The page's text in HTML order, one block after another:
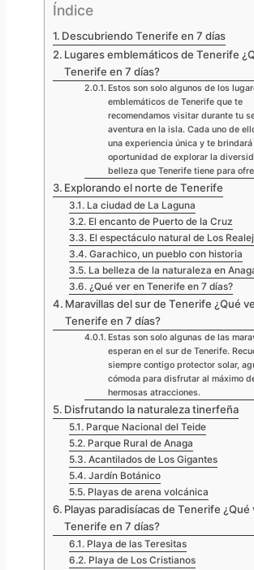
Índice
Descubriendo Tenerife en 7 días
Lugares emblemáticos de Tenerife
Tenerife en 7 días?
Estos son solo algunos de los
emblemáticos de Tenerife que te
recomendamos visitar durante tu
aventura en la isla. Cada uno de
una experiencia única y te brindará
oportunidad de explorar la
belleza que Tenerife tiene para
Explorando el norte de Tenerife
La ciudad de La Laguna
El encanto de Puerto de la Cruz
El espectáculo natural de Los
Garachico, un pueblo con historia
La belleza de la naturaleza en
¿Qué ver en Tenerife en 7 días?
Maravillas del sur de Tenerife ¿Qué
Tenerife en 7 días?
Estas son solo algunas de las
esperan en el sur de Tenerife.
siempre contigo protector solar,
cómoda para disfrutar al máximo
hermosas atracciones.
Disfrutando la naturaleza tinerfeña
Parque Nacional del Teide
Parque Rural de Anaga
Acantilados de Los Gigantes
Jardín Botánico
Playas de arena volcánica
Playas paradisíacas de Tenerife ¿Qué
Tenerife en 7 días?
Playa de las Teresitas
Playa de Los Cristianos